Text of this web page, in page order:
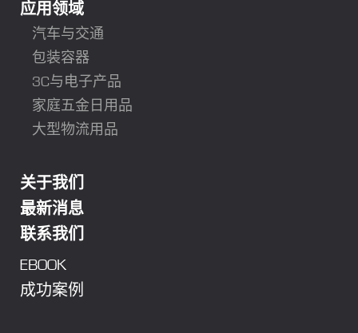
应用领域
汽车与交通
包装容器
3C与电子产品
家庭五金日用品
大型物流用品
关于我们
最新消息
联系我们
EBOOK
成功案例